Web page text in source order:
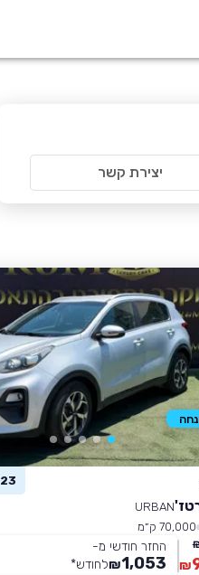
יצירת קשר
23 צפו ברכב זה
URBAN
70,000 ק״מ
₪
החזר חודשי מ-
1,053
₪לחודש*